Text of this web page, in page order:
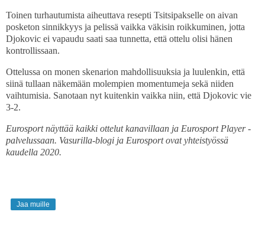
Toinen turhautumista aiheuttava resepti Tsitsipakselle on aivan
posketon sinnikkyys ja pelissä vaikka väkisin roikkuminen, jotta
Djokovic ei vapaudu saati saa tunnetta, että ottelu olisi hänen
kontrollissaan.
Ottelussa on monen skenarion mahdollisuuksia ja luulenkin, että
siinä tullaan näkemään molempien momentumeja sekä niiden
vaihtumisia. Sanotaan nyt kuitenkin vaikka niin, että Djokovic vie
3-2.
Eurosport näyttää kaikki ottelut kanavillaan ja Eurosport Player -
palvelussaan. Vasurilla-blogi ja Eurosport ovat yhteistyössä
kaudella 2020.
Jaa muille